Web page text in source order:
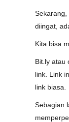
Sekarang,
diingat,
Kita bisa
Bit.ly atau
link. Link
link biasa.
Sebagian